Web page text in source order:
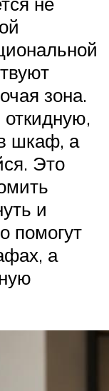
зона.
шкаф, а
Это
и
помогут
а